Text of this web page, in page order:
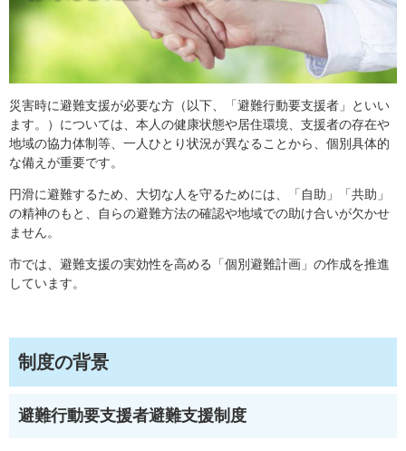
災害時に避難支援が必要な方（以下、「避難行動要支援者」といい
ます。）については、本人の健康状態や居住環境、支援者の存在や
地域の協力体制等、一人ひとり状況が異なることから、個別具体的
な備えが重要です。
円滑に避難するため、大切な人を守るためには、「自助」「共助」
の精神のもと、自らの避難方法の確認や地域での助け合いが欠かせ
ません。
市では、避難支援の実効性を高める「個別避難計画」の作成を推進
しています。
制度の背景
避難行動要支援者避難支援制度